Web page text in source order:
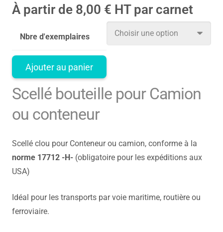
À partir de 8,00 € HT par carnet
Nbre d'exemplaires
Ajouter au panier
Scellé bouteille pour Camion
ou conteneur
Scellé clou pour Conteneur ou camion, conforme à la
norme 17712 -H- (obligatoire pour les expéditions aux
USA)
Idéal pour les transports par voie maritime, routière ou
ferroviaire.